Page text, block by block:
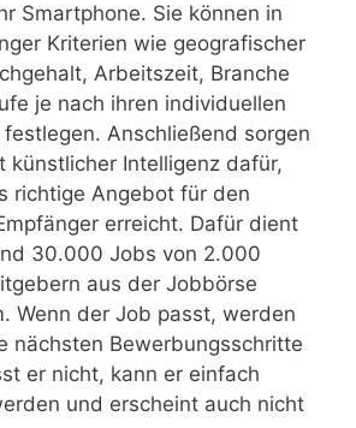
Smartphone. Sie können in
Kriterien wie geografischer
Arbeitszeit, Branche
je nach ihren individuellen
Anschließend sorgen
künstlicher Intelligenz dafür,
richtige Angebot für den
erreicht. Dafür dient
30.000 Jobs von 2.000
aus der Jobbörse
Wenn der Job passt, werden
nächsten Bewerbungsschritte
er nicht, kann er einfach
und erscheint auch nicht